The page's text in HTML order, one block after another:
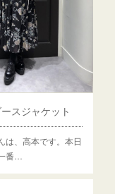
スジャケット
は、高本です。本日
番…